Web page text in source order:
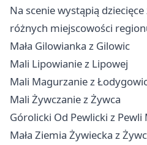
Na scenie wystąpią
różnych miejscowości
Mała Gilowianka z Gilowic
Mali Lipowianie z Lipowej
Mali Magurzanie z
Mali Żywczanie z Żywca
Górolicki Od Pewlicki z Pewli
Mała Ziemia Żywiecka z